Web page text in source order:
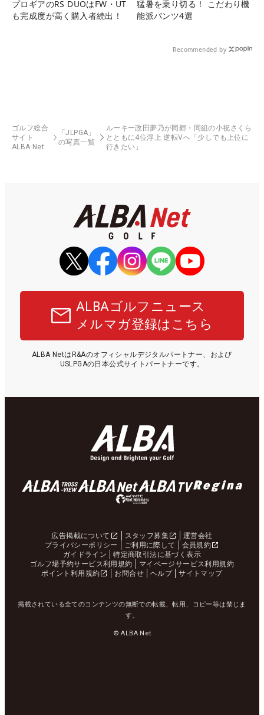
プロギアのRS DUOはFW・UT
も完成度が高く購入者続出！
猛暑を乗り切る！ こだわり機
能派パンツ4選
Recommended by
ゴルフ総合
サイト
ALBA Net
「JLPGA」
の写真一覧
ルーキー政田夢乃が同郷・同組の小祝さくら
とともに4位浮上 逆転Vへ「少しでも上位に
行きたい」
ALBAゴルフニュース
メルマガ登録はこちら
ALBA NetはR&Aのオフィシャルデジタルパートナー、および
USLPGAの日本公式サイトパートナーです。
広告掲載について スタッフ募集
運営会社
プライバシーポリシー
ご利用に際して
会員規約
ガイドライン
特定商取引法に基づく表示
ゴルフ場予約サービス利用規約
マイページサービス利用規約
ポイント利用規約
お問合せ ヘルプ サイトマップ
掲載されている全てのコンテンツの無断での転載、転用、コピー等は禁じま
す。
© ALBA Net